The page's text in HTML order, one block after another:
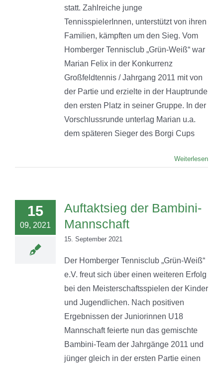
statt. Zahlreiche junge
TennisspielerInnen, unterstützt von ihren
Familien, kämpften um den Sieg. Vom
Homberger Tennisclub „Grün-Weiß“ war
Marian Felix in der Konkurrenz
Großfeldtennis / Jahrgang 2011 mit von
der Partie und erzielte in der Hauptrunde
den ersten Platz in seiner Gruppe. In der
Vorschlussrunde unterlag Marian u.a.
dem späteren Sieger des Borgi Cups
Weiterlesen
15
09, 2021
Auftaktsieg der Bambini-
Mannschaft
15. September 2021
Der Homberger Tennisclub „Grün-Weiß“
e.V. freut sich über einen weiteren Erfolg
bei den Meisterschaftsspielen der Kinder
und Jugendlichen. Nach positiven
Ergebnissen der Juniorinnen U18
Mannschaft feierte nun das gemischte
Bambini-Team der Jahrgänge 2011 und
jünger gleich in der ersten Partie einen